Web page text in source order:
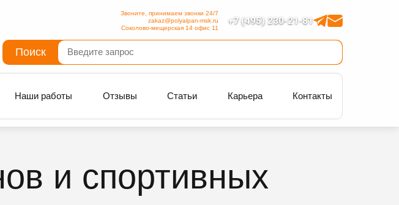
+7 (495) 230-21-81
Звоните, принимаем звонки 24/7
zakaz@polyalpan-msk.ru
Соколово-мещерская 14 офис 11
Поиск
Наши работы Отзывы Статьи Карьера Контакты
и спортивных